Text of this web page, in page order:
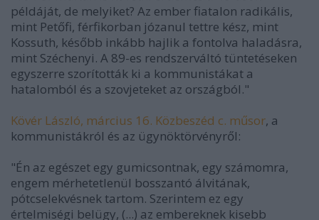
példáját, de melyiket? Az ember fiatalon radikális,
mint Petőfi, férfikorban józanul tettre kész, mint
Kossuth, később inkább hajlik a fontolva haladásra,
mint Széchenyi. A 89-es rendszerváltó tüntetéseken
egyszerre szorították ki a kommunistákat a
hatalomból és a szovjeteket az országból."
Kövér László, március 16. Közbeszéd c. műsor, a
kommunistákról és az ügynöktörvényről:
"Én az egészet egy gumicsontnak, egy számomra,
engem mérhetetlenül bosszantó álvitának,
pótcselekvésnek tartom. Szerintem ez egy
értelmiségi belügy, (...) az embereknek kisebb